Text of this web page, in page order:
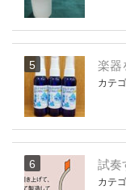
楽器
カテ
試奏
カテ